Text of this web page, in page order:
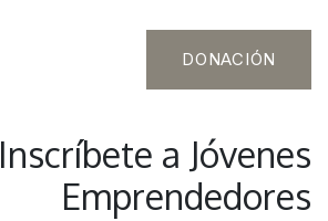
DONACIÓN
Inscríbete a Jóvenes
Emprendedores